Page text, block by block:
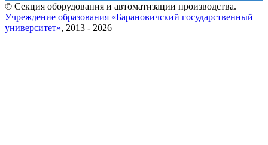
© Секция оборудования и автоматизации производства.
Учреждение образования «Барановичский государственный
университет», 2013 - 2026